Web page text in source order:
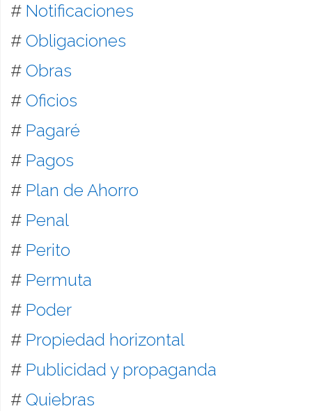
# Notificaciones
# Obligaciones
# Obras
# Oficios
# Pagaré
# Pagos
# Plan de Ahorro
# Penal
# Perito
# Permuta
# Poder
# Propiedad horizontal
# Publicidad y propaganda
# Quiebras